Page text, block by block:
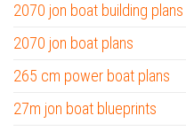
2070 jon boat building plans
2070 jon boat plans
265 cm power boat plans
27m jon boat blueprints